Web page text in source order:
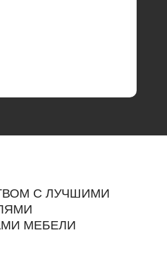
С ЛУЧШИМИ
МЕБЕЛИ